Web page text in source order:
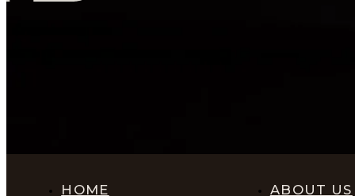
HOME ABOUT US